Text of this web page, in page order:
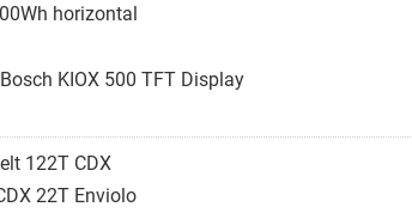
horizontal
KIOX 500 TFT Display
122T CDX
22T Enviolo